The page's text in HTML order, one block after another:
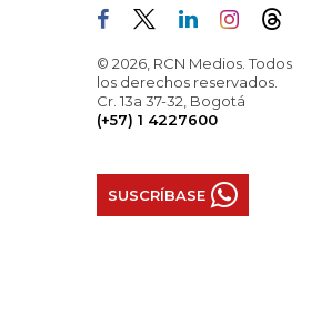
© 2026, RCN Medios. Todos
los derechos reservados.
Cr. 13a 37-32, Bogotá
(+57) 1 4227600
SUSCRÍBASE